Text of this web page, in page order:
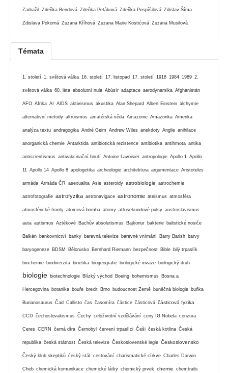
Zadražil Zdeňka Bendová Zdeňka Petáková Zdeňka Pospíšilová Zdislav Šíma
Zdislava Pokorná Zuzana Kříhová Zuzana Marie Kostićová Zuzana Musilová
Témata
1. století 1. světová válka 16. století 17. listopad 17. století 1918 1984 1989 2.
světová válka 60. léta absolutní nula Abúsír adaptace aerodynamika Afghánistán
AFO Afrika AI AIDS aktivismus akustika Alan Shepard Albert Einstein alchymie
alternativní metody altruismus amatérská věda Amazonie Amazonka Amerika
analýza textu andragogika André Geim Andrew Wiles anekdoty Anglie anihilace
anorganická chemie Antarktida antibiotická rezistence antibiotika antihmota antika
antiscientismus antivakcinační hnutí Antoine Lavoisier antropologie Apollo 1 Apollo
11 Apollo 14 Apollo 8 apologetika archeologie architektura argumentace Aristoteles
armáda Armáda ČR asexualita Asie asteroidy astrobiologie astrochemie
astrofotografie astrofyzika astronavigace astronomie ateismus atmosféra
atmosférické fronty atomová bomba atomy attosekundové pulsy austroslavismus
auta autismus Aztékové Bachův absolutismus Bajkonur bakterie balistické nosiče
Balkán bankovnictví banky barevná televize barevné vnímání Barry Barish barvy
baryogeneze BDSM Bělorusko Bernhard Riemann bezpečnost Bible bilý trpaslík
biochemie biodiverzita bioetika biogeografie biologické invaze biologický druh
biologie biotechnologie Blízký východ Boeing bohemismus Bosna a
Hercegovina botanika bouře brexit Brno budoucnost Země buněčná biologie buňka
Burianosaurus Čad Callisto čas časomíra částice částicová částicová fyzika
CCD čechoslovakismus Čechy celoživotní vzdělávání ceny IG Nobela cenzura
Ceres CERN černá díra Černobyl červení trpaslíci Češi česká kotlina Česká
republika česká státnost Česká televize Československé legie Československo
Český klub skeptiků český stát cestování charismatické církve Charles Darwin
Cheb chemická komunikace chemické látky chemický prvek chemie chemtrails